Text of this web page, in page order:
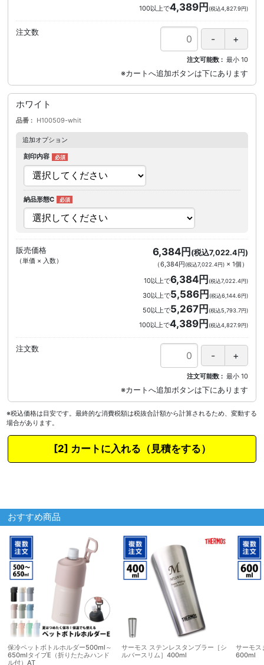
100以上で4,389円(税込4,827.9円)
注文数
注文可能数 最小 10
ホワイト
品番 H100509-whit
追加オプション
刻印内容
納品形態C
販売価格
（単価 × 入数）
6,384円 (税込7,022.4円)
（6,384円(税込7,022.4円)× 1個 ）
10以上で6,384円(税込7,022.4円)
30以上で5,586円(税込6,144.6円)
50以上で5,267円(税込5,793.7円)
100以上で4,389円(税込4,827.9円)
注文数
注文可能数 最小 10
※税込価格は目安です。最終的な消費税額は税抜合計額から計算されるため、変動する
場合があります。
カートに入れる
おすすめ商品
保冷ペットボトルホルダー500ml～
650mlタイプE（折りたたみハンド
ル付）AT
サーモス ステンレスタンブラー［シ
ルバースリム］400ml
サーモス
600ml